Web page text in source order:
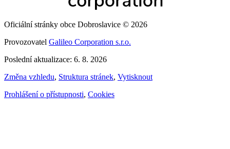
Oficiální stránky obce Dobroslavice © 2026
Provozovatel Galileo Corporation s.r.o.
Poslední aktualizace: 6. 8. 2026
Změna vzhledu, Struktura stránek, Vytisknout
Prohlášení o přístupnosti, Cookies